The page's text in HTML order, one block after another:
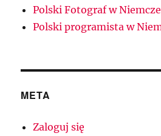
Polski Fotograf w
Polski programista w
META
Zaloguj się